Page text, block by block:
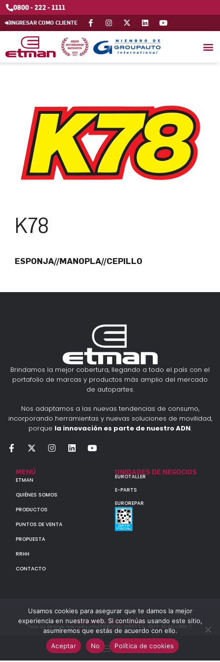
0800 - 222 - 1111
INGRESAR COMO CLIENTE
K78
ESPONJA//MANOPLA//CEPILLO
Brindamos la mejor cobertura, llegando a todo el país con el
portafolio de marcas y productos más amplio del mercado
de autopartes.
Nos adaptamos a las nuevas tendencias de consumo,
incorporando herramientas y nuevas soluciones de movilidad,
porque la innovación es parte de nuestro ADN.
MENÚ
ETMAN
QUIÉNES SOMOS
PRODUCTOS
PUNTOS DE VENTA
PROPUESTA
RRHH
CONTACTO
UNIDADES DE NEGOCIOS
EUROTALLER
E-PARTS
EUROREPAR
GRUPO ETMAN : : 2026
Todos los derechos reservados a MULTIORIGINAL PARTS S.A. (CUIT: 30-60142852-7)
Usamos cookies para asegurar que te damos la mejor
experiencia en nuestra web. Si continúas usando este sitio,
asumiremos que estás de acuerdo con ello.
Aceptar
No Política de cookies